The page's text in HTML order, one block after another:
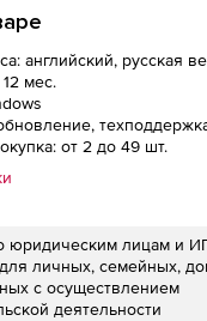
английский, русская
мес.
от 2 до 49 шт.
юридическим лицам и
личных, семейных,
с осуществлением
деятельности